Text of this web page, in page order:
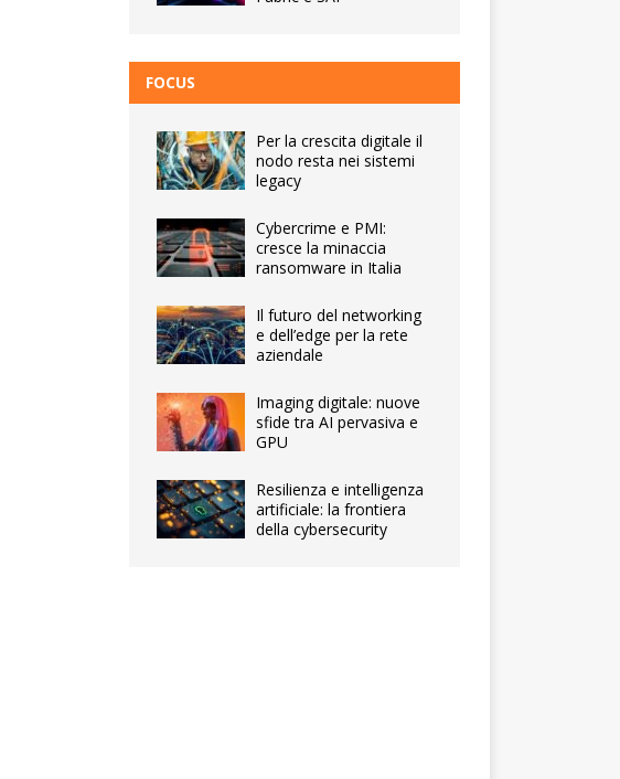
FOCUS
Per la crescita digitale il
nodo resta nei sistemi
legacy
Cybercrime e PMI:
cresce la minaccia
ransomware in Italia
Il futuro del networking
e dell’edge per la rete
aziendale
Imaging digitale: nuove
sfide tra AI pervasiva e
GPU
Resilienza e intelligenza
artificiale: la frontiera
della cybersecurity